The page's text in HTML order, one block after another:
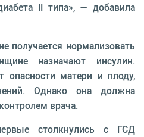
II типа», — добавила
получается нормализовать
назначают инсулин.
опасности матери и плоду,
Однако она должна
врача.
столкнулись с ГСД